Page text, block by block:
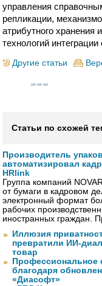
управления
репликации,
атрибутного хранения
технологий
Другие статьи
Статьи по схожей
Производитель
автоматизировал
HRlink
Группа компаний
от бумаги в кадровом
электронный формат
рабочих
иностранных граждан.
Иллюзия
превратили ИИ-
товар
Профессиональное
благодаря
«Диасофт»